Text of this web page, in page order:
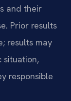
and their
Prior results
results may
situation,
responsible